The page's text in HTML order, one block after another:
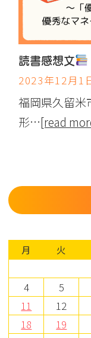
読書感想文
2023年12月1
福岡県久留米
形…[read
月 火
4
5
11
12
18
19